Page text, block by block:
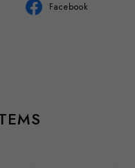
Facebook